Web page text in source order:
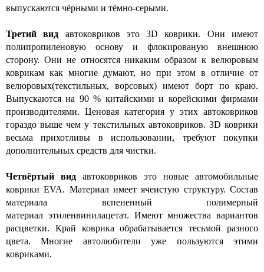
выпускаются чёрными и тёмно-серыми.
Третий вид автоковриков это 3D коврики. Они имеют
полипропиленовую основу и флокированую внешнюю
сторону. Они не относятся никаким образом к велюровым
коврикам как многие думают, но при этом в отличие от
велюровых(текстильных, ворсовых) имеют борт по краю.
Выпускаются на 90 % китайскими и корейскими фирмами
производителями. Ценовая категория у этих автоковриков
гораздо выше чем у текстильных автоковриков. 3D коврики
весьма прихотливы в использовании, требуют покупки
дополнительных средств для чистки.
Четвёртый вид автоковриков это новые автомобильные
коврики EVA. Материал имеет ячеистую структуру. Состав
материала вспененный полимерный
материал этиленвинилацетат. Имеют множества вариантов
расцветки. Край коврика обрабатывается тесьмой разного
цвета. Многие автолюбители уже пользуются этими
ковриками.